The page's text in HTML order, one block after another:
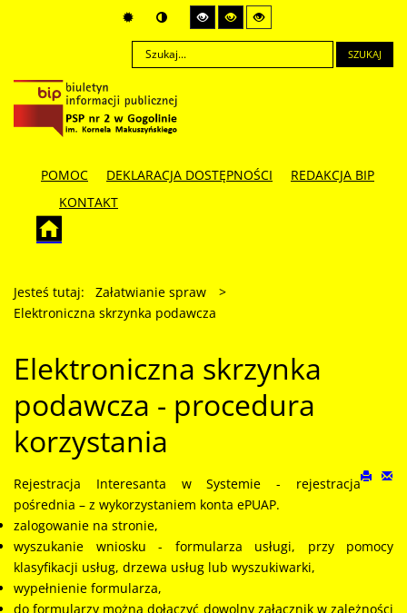
SZUKAJ
POMOC DEKLARACJA DOSTĘPNOŚCI
REDAKCJA BIP
KONTAKT
Jesteś tutaj: Załatwianie spraw
>
Elektroniczna skrzynka podawcza
Elektroniczna skrzynka
podawcza - procedura
korzystania
Rejestracja Interesanta w Systemie - rejestracja
pośrednia – z wykorzystaniem konta ePUAP.
zalogowanie na stronie,
wyszukanie wniosku - formularza usługi, przy pomocy
klasyfikacji usług, drzewa usług lub wyszukiwarki,
wypełnienie formularza,
do formularzy można dołączyć dowolny załącznik w zależności